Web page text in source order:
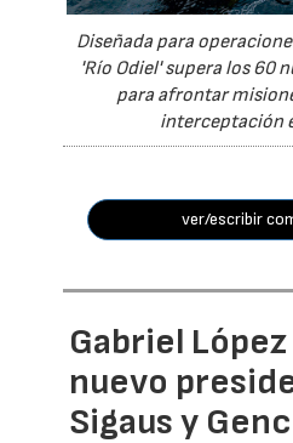
Diseñada para
'Río Odiel' supera los 60
para afrontar
interceptación
ver/escribir
Gabriel
nuevo
Sigaus y